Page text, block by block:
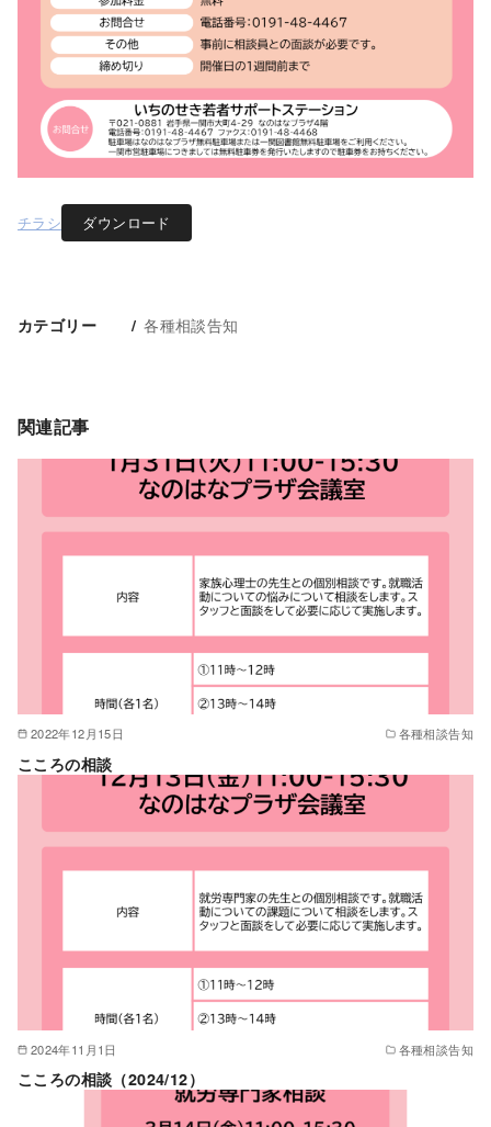
チラシ ダウンロード
カテゴリー 各種相談告知
関連記事
2022年12月15日 各種相談告知
こころの相談
2024年11月1日 各種相談告知
こころの相談（2024/12）